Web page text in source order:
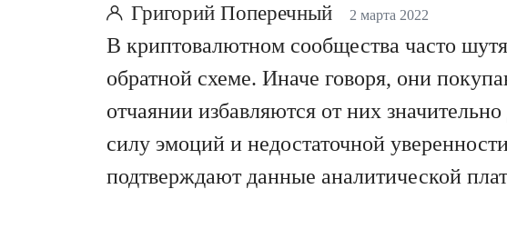
Григорий Поперечный 2 марта 2022
В криптовалютном сообщества часто
обратной схеме. Иначе говоря, они
отчаянии избавляются от них
силу эмоций и недостаточной
подтверждают данные аналитической